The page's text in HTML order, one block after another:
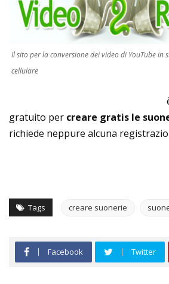
Il sito per la conversione dei video di YouTube in
cellulare
gratuito per creare gratis le
richiede neppure alcuna
Tags creare suonerie
Facebook Twitter